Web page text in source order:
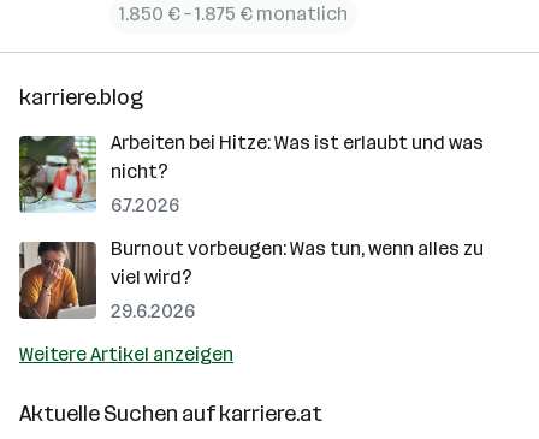
1.850 € – 1.875 € monatlich
karriere.blog
Arbeiten bei Hitze: Was ist erlaubt und was
nicht?
6.7.2026
Burnout vorbeugen: Was tun, wenn alles zu
viel wird?
29.6.2026
Weitere Artikel anzeigen
Aktuelle Suchen aufkarriere.at